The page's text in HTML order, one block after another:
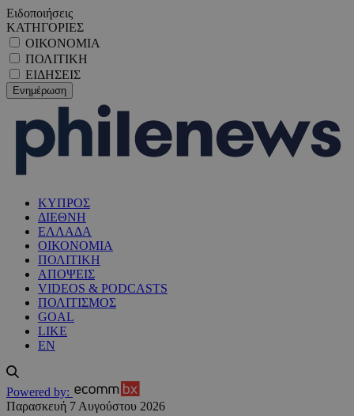
Ειδοποιήσεις
ΚΑΤΗΓΟΡΙΕΣ
ΟΙΚΟΝΟΜΙΑ
ΠΟΛΙΤΙΚΗ
ΕΙΔΗΣΕΙΣ
ΚΥΠΡΟΣ
ΔΙΕΘΝΗ
ΕΛΛΑΔΑ
ΟΙΚΟΝΟΜΙΑ
ΠΟΛΙΤΙΚΗ
ΑΠΟΨΕΙΣ
VIDEOS & PODCASTS
ΠΟΛΙΤΙΣΜΟΣ
GOAL
LIKE
EN
Powered by:
Παρασκευή 7 Αυγούστου 2026